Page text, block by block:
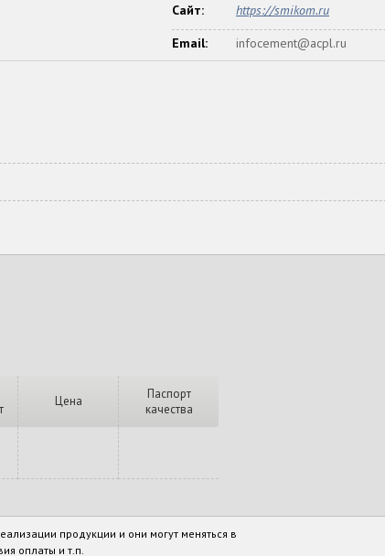
Сайт:
https://smikom.ru
Email:
infocement@acpl.ru
Цена
Паспорт
качества
продукции и они могут меняться в
оплаты и т.п.